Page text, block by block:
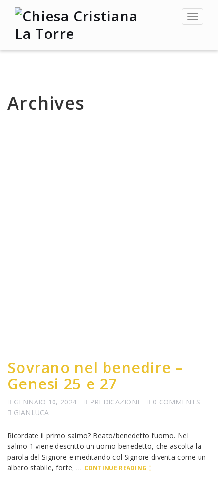
Toggle
Archives
Sovrano nel benedire –
Genesi 25 e 27
GENNAIO 10, 2024 PREDICAZIONI
0 COMMENTS
GIANLUCA
Ricordate il primo salmo? Beato/benedetto l’uomo. Nel
salmo 1 viene descritto un uomo benedetto, che ascolta la
parola del Signore e meditando col Signore diventa come un
albero stabile, forte, … CONTINUE READING